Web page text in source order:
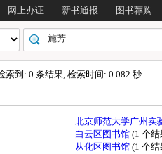
网上办证 新书通报 图书荐购
索到: 0 条结果, 检索时间: 0.082 秒
北京师范大学广州实
白云区图书馆 (1 个结
从化区图书馆 (1 个结